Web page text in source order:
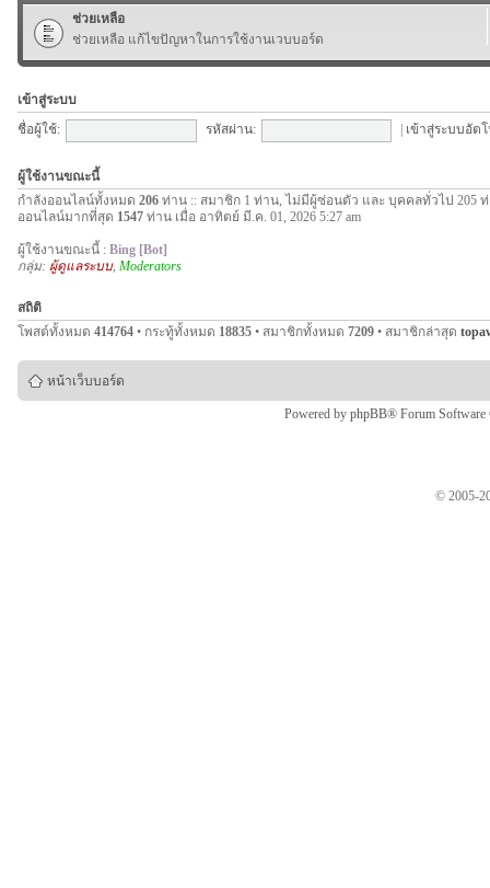
ช่วยเหลือ
ช่วยเหลือ แก้ไขปัญหาในการใช้งานเวบบอร์ด
เข้าสู่ระบบ
ชื่อผู้ใช้:
รหัสผ่าน: เข้าสู่ระบบอัต
ผู้ใช้งานขณะนี้
กำลังออนไลน์ทั้งหมด 206 ท่าน :: สมาชิก 1 ท่าน, ไม่มีผู้ซ่อนตัว และ บุคคลทั่วไป 205
ออนไลน์มากที่สุด 1547 ท่าน เมื่อ อาทิตย์ มี.ค. 01, 2026 5:27 am
ผู้ใช้งานขณะนี้ : Bing [Bot]
กลุ่ม: ผู้ดูแลระบบ, Moderators
สถิติ
โพสต์ทั้งหมด 414764 • กระทู้ทั้งหมด 18835 • สมาชิกทั้งหมด 7209 • สมาชิกล่าสุด
หน้าเว็บบอร์ด
Powered by phpBB® Forum
© 2005-